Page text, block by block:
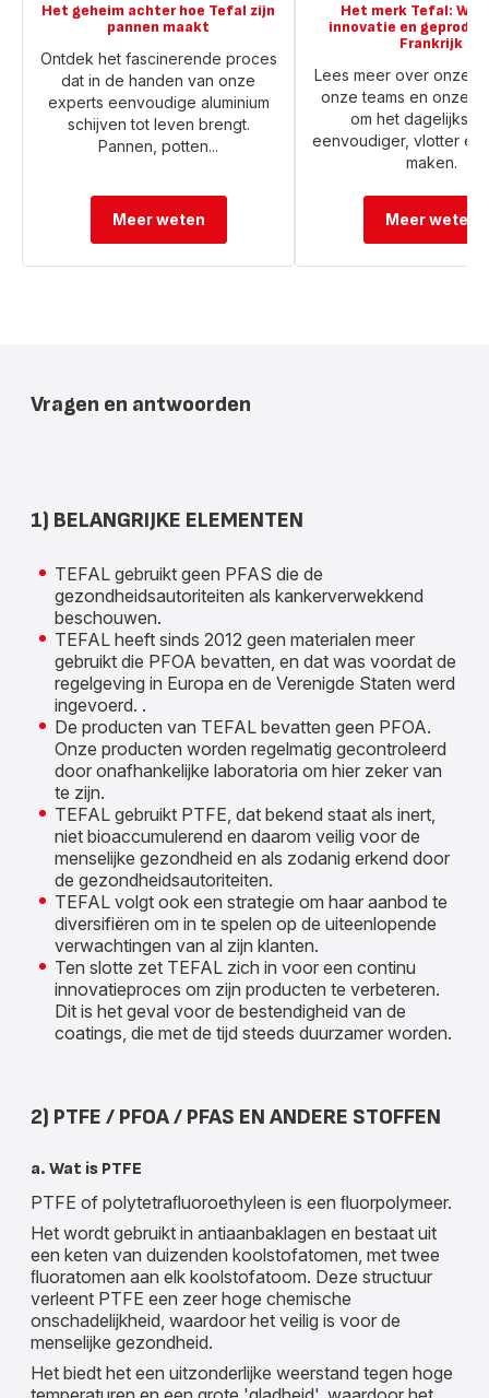
Het geheim achter hoe Tefal zijn
pannen maakt
Ontdek het fascinerende proces
dat in de handen van onze
experts eenvoudige aluminium
schijven tot leven brengt.
Pannen, potten...
Meer weten
Het merk Tefal:
innovatie en
Frankrijk
Lees meer over onze
onze teams en onze
om het dagelijks
eenvoudiger, vlotter en
maken.
Meer weten
Vragen en antwoorden
1) BELANGRIJKE ELEMENTEN
TEFAL gebruikt geen PFAS die de
gezondheidsautoriteiten als kankerverwekkend
beschouwen.
TEFAL heeft sinds 2012 geen materialen meer
gebruikt die PFOA bevatten, en dat was voordat de
regelgeving in Europa en de Verenigde Staten werd
ingevoerd. .
De producten van TEFAL bevatten geen PFOA.
Onze producten worden regelmatig gecontroleerd
door onafhankelijke laboratoria om hier zeker van
te zijn.
TEFAL gebruikt PTFE, dat bekend staat als inert,
niet bioaccumulerend en daarom veilig voor de
menselijke gezondheid en als zodanig erkend door
de gezondheidsautoriteiten.
TEFAL volgt ook een strategie om haar aanbod te
diversifiëren om in te spelen op de uiteenlopende
verwachtingen van al zijn klanten.
Ten slotte zet TEFAL zich in voor een continu
innovatieproces om zijn producten te verbeteren.
Dit is het geval voor de bestendigheid van de
coatings, die met de tijd steeds duurzamer worden.
2) PTFE / PFOA / PFAS EN ANDERE STOFFEN
a. Wat is PTFE
PTFE of polytetraﬂuoroethyleen is een ﬂuorpolymeer.
Het wordt gebruikt in antiaanbaklagen en bestaat uit
een keten van duizenden koolstofatomen, met twee
ﬂuoratomen aan elk koolstofatoom. Deze structuur
verleent PTFE een zeer hoge chemische
onschadelijkheid, waardoor het veilig is voor de
menselijke gezondheid.
Het biedt het een uitzonderlijke weerstand tegen hoge